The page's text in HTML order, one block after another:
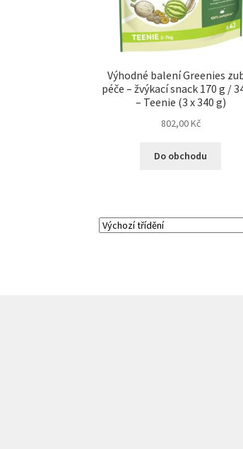
Výhodné balení Greenies
péče – žvýkací snack 170 g /
– Teenie (3 x 340 g)
802,00Kč
Do obchodu